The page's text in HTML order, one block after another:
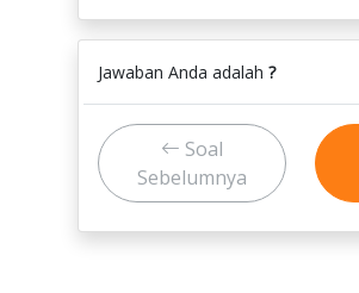
Jawaban Anda adalah ?
Soal
Sebelumnya